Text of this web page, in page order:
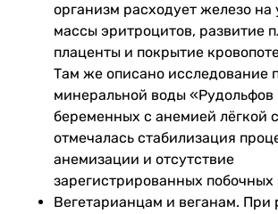
организм расходует железо на
массы эритроцитов, развитие
плаценты и покрытие
Там же описано исследование
минеральной воды
беременных с анемией лёгкой
отмечалась стабилизация
анемизации и отсутствие
зарегистрированных побочных
Вегетарианцам и веганам. При